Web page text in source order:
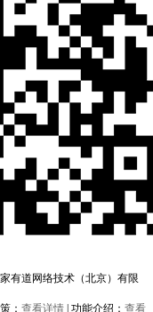
有道网络技术（北京）有限
： 查看详情 | 功能介绍： 查看